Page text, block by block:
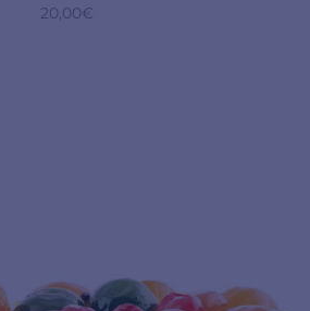
20,00€